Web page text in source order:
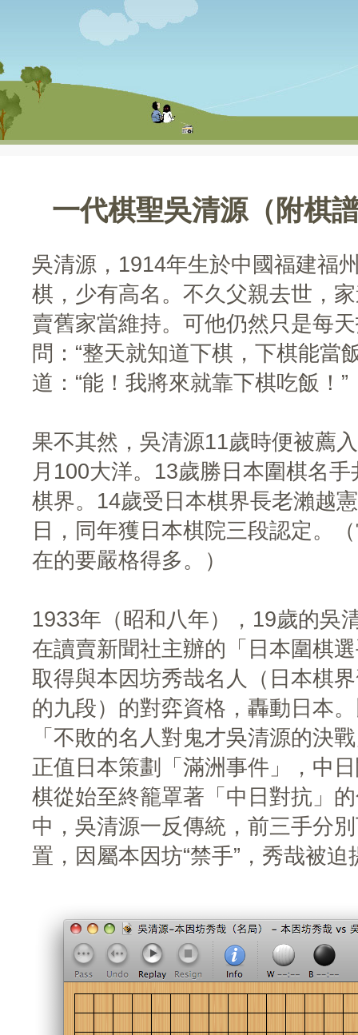
一代棋聖吳清源（附棋
吳清源，1914年生於中國福建福
棋，少有高名。不久父親去世，
賣舊家當維持。可他仍然只是每
問：“整天就知道下棋，下棋能當
道：“能！我將來就靠下棋吃飯！”
果不其然，吳清源11歲時便被薦
月100大洋。13歲勝日本圍棋名
棋界。14歲受日本棋界長老瀨越
日，同年獲日本棋院三段認定。
在的要嚴格得多。）
1933年（昭和八年），19歲的吳
在讀賣新聞社主辦的「日本圍棋
取得與本因坊秀哉名人（日本棋
的九段）的對弈資格，轟動日本
「不敗的名人對鬼才吳清源的決
正值日本策劃「滿洲事件」，中
棋從始至終籠罩著「中日對抗」
中，吳清源一反傳統，前三手分
置，因屬本因坊“禁手”，秀哉被迫